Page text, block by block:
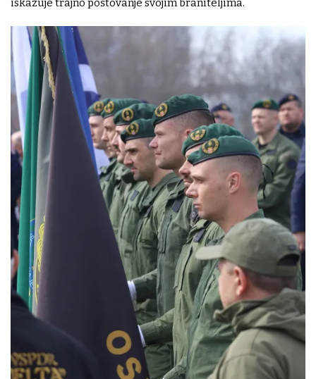
iskazuje trajno poštovanje svojim braniteljima.